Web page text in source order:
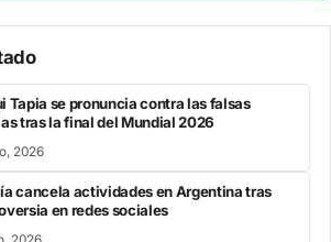
Tapia se pronuncia contra las falsas
tras la final del Mundial 2026
2026
cancela actividades en Argentina tras
en redes sociales